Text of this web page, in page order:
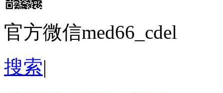
官方微信med66_cdel
搜索|